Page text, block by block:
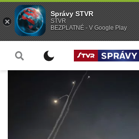
Správy STVR
STVR
BEZPLATNÉ - V Google Play